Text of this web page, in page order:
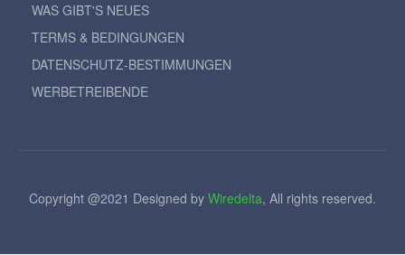
WAS GIBT'S NEUES
TERMS & BEDINGUNGEN
DATENSCHUTZ-BESTIMMUNGEN
WERBETREIBENDE
Copyright @2021 Designed by Wiredelta, All rights reserved.